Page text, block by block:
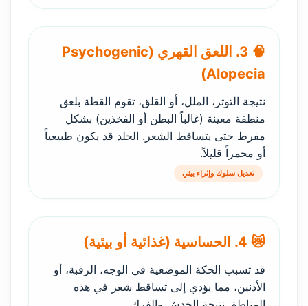
🧠 3. اللعق القهري (Psychogenic
Alopecia)
نتيجة التوتر، الملل، أو القلق، تقوم القطة بلعق
منطقة معينة (غالباً البطن أو الفخذين) بشكل
مفرط حتى يتساقط الشعر. الجلد قد يكون طبيعياً
أو محمراً قليلاً.
تعديل سلوك وإثراء بيئي
😿 4. الحساسية (غذائية أو بيئية)
قد تسبب الحكة الموضعية في الوجه، الرقبة، أو
الأذنين، مما يؤدي إلى تساقط شعر في هذه